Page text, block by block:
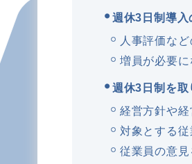
週休3日制導入
人事評価な
増員が必要
週休3日制を取
経営方針や
対象とする
従業員の意